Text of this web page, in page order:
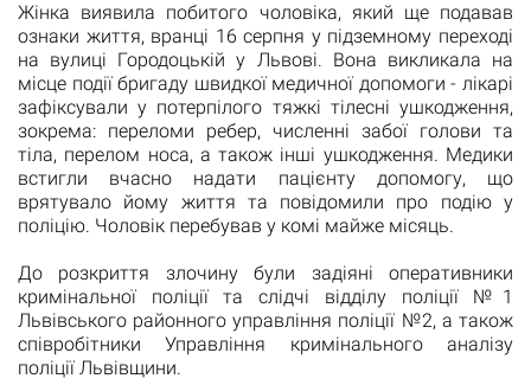
Жінка виявила побитого чоловіка, який ще подавав
ознаки життя, вранці 16 серпня у підземному переході
на вулиці Городоцькій у Львові. Вона викликала на
місце події бригаду швидкої медичної допомоги - лікарі
зафіксували у потерпілого тяжкі тілесні ушкодження,
зокрема: переломи ребер, численні забої голови та
тіла, перелом носа, а також інші ушкодження. Медики
встигли вчасно надати пацієнту допомогу, що
врятувало йому життя та повідомили про подію у
поліцію. Чоловік перебував у комі майже місяць.
До розкриття злочину були задіяні оперативники
кримінальної поліції та слідчі відділу поліції №1
Львівського районного управління поліції №2, а також
співробітники Управління кримінального аналізу
поліції Львівщини.